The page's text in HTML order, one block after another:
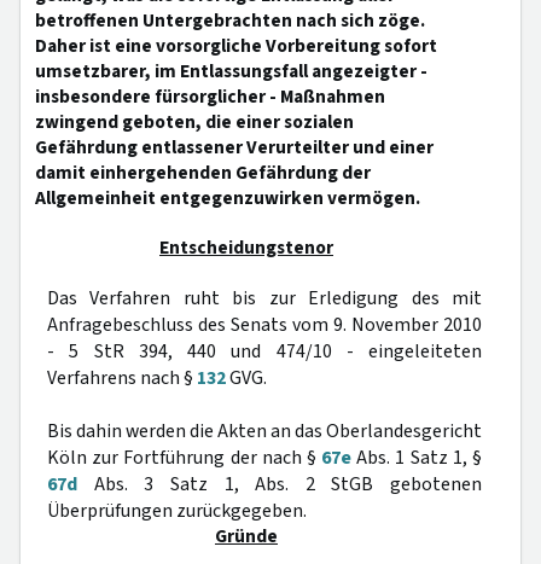
betroffenen Untergebrachten nach sich zöge.
Daher ist eine vorsorgliche Vorbereitung sofort
umsetzbarer, im Entlassungsfall angezeigter -
insbesondere fürsorglicher - Maßnahmen
zwingend geboten, die einer sozialen
Gefährdung entlassener Verurteilter und einer
damit einhergehenden Gefährdung der
Allgemeinheit entgegenzuwirken vermögen.
Entscheidungstenor
Das Verfahren ruht bis zur Erledigung des mit
Anfragebeschluss des Senats vom 9. November 2010
- 5 StR 394, 440 und 474/10 - eingeleiteten
Verfahrens nach § 132GVG.
Bis dahin werden die Akten an das Oberlandesgericht
Köln zur Fortführung der nach § 67eAbs. 1 Satz 1, §
67d Abs. 3 Satz 1, Abs. 2 StGB gebotenen
Überprüfungen zurückgegeben.
Gründe